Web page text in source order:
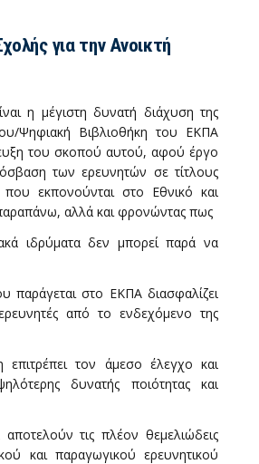
για την Ανοικτή
η μέγιστη δυνατή διάχυση της
Ψηφιακή Βιβλιοθήκη του ΕΚΠΑ
του σκοπού αυτού, αφού έργο
των ερευνητών σε τίτλους
που εκπονούνται στο Εθνικό και
αλλά και φρονώντας πως
ιδρύματα δεν μπορεί παρά να
στο ΕΚΠΑ διασφαλίζει
από το ενδεχόμενο της
τον άμεσο έλεγχο και
δυνατής ποιότητας και
τις πλέον θεμελιώδεις
και παραγωγικού ερευνητικού